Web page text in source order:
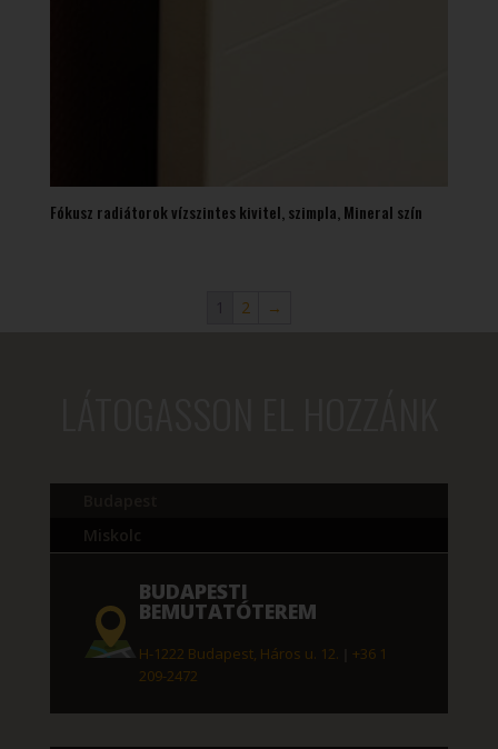
Fókusz radiátorok vízszintes kivitel, szimpla, Mineral szín
1 2 →
Miskolc
BUDAPESTI
BEMUTATÓTEREM
H-1222 Budapest, Háros u. 12.
+36 1
209-2472